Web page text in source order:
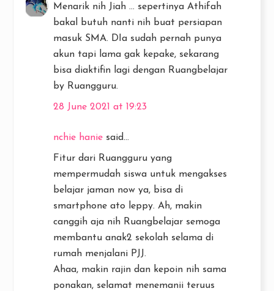
Menarik nih Jiah ... sepertinya Athifah
bakal butuh nanti nih buat persiapan
masuk SMA. DIa sudah pernah punya
akun tapi lama gak kepake, sekarang
bisa diaktifin lagi dengan Ruangbelajar
by Ruangguru.
28 June 2021 at 19:23
nchie hanie said...
Fitur dari Ruangguru yang
mempermudah siswa untuk mengakses
belajar jaman now ya, bisa di
smartphone ato leppy. Ah, makin
canggih aja nih Ruangbelajar semoga
membantu anak2 sekolah selama di
rumah menjalani PJJ.
Ahaa, makin rajin dan kepoin nih sama
ponakan, selamat menemanii teruus